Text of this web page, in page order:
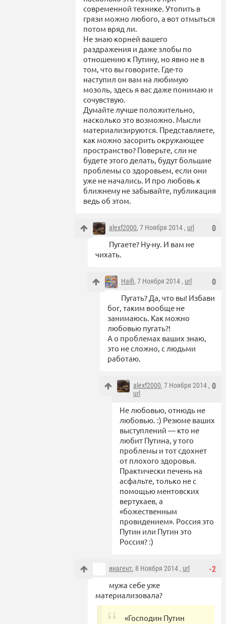
современной технике. Утопить в
грязи можно любого, а вот отмыться
потом вряд ли.
Не знаю корней вашего
раздражения и даже злобы по
отношению к Путину, но явно не в
том, что вы говорите. Где-то
наступил он вам на любимую
мозоль, здесь я вас даже понимаю и
сочувствую.
Думайте лучше положительно,
насколько это возможно. Мысли
материализируются. Представляете,
как можно засорить окружающее
пространство? Поверьте, сли не
будете этого делать, будут большие
проблемы со здоровьем, если они
уже не начались. И про любовь к
ближнему не забывайте, публикация
ведь об этом.
0
alexf2000, 7 Ноября 2014 , url
Пугаете? Ну-ну. И вам не
чихать.
0
Haifi, 7 Ноября 2014 , url
Пугать? Да, что вы! Избави
бог, таким вообще не
занимаюсь. Как можно
любовью пугать?!
А о проблемах ваших знаю,
это не сложно, с людьми
работаю.
0
alexf2000, 7 Ноября 2014 ,
url
Не любовью, отнюдь не
любовью. :) Резюме ваших
выступлений — кто не
любит Путина, у того
проблемы и тот сдохнет
от плохого здоровья.
Практически печень на
асфальте, только не с
помощью ментовских
вертухаев, а
«божественным
провидением». Россия это
Путин или Путин это
Россия? :)
-2
инагент, 8 Ноября 2014 , url
мужа себе уже
материализовала?
«Господин Путин